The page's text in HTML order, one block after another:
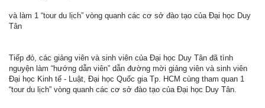
và làm 1 “tour du lịch” vòng quanh các cơ sở đào tạo của Đại học Duy
Tân
Tiếp đó, các giảng viên và sinh viên của Đại học Duy Tân đã tình
nguyện làm “hướng dẫn viên” dẫn đường mời giảng viên và sinh viên
Đại học Kinh tế - Luật, Đại học Quốc gia Tp. HCM cùng tham quan 1
“tour du lịch” vòng quanh các cơ sở đào tạo của Đại học Duy Tân.